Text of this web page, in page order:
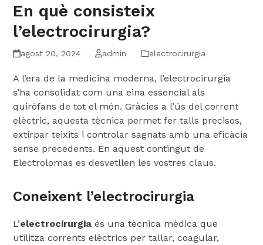
En què consisteix
l’electrocirurgia?
agost 20, 2024 admin electrocirurgia
A l’era de la medicina moderna, l’electrocirurgia
s’ha consolidat com una eina essencial als
quiròfans de tot el món. Gràcies a l’ús del corrent
elèctric, aquesta tècnica permet fer talls precisos,
extirpar teixits i controlar sagnats amb una eficàcia
sense precedents. En aquest contingut de
Electrolomas es desvetllen les vostres claus.
Coneixent l’electrocirurgia
L’electrocirurgia és una tècnica mèdica que
utilitza corrents elèctrics per tallar, coagular,